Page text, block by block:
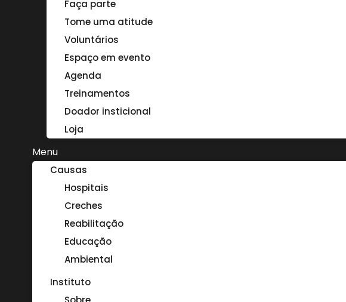
Faça parte
Tome uma atitude
Voluntários
Espaço em evento
Agenda
Treinamentos
Doador insticional
Loja
Menu
Causas
Hospitais
Creches
Reabilitação
Educação
Ambiental
Instituto